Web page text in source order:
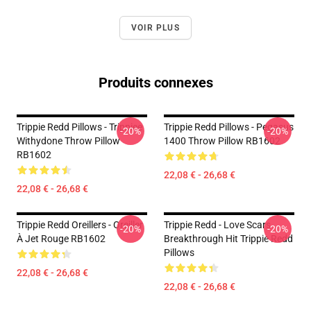
VOIR PLUS
Produits connexes
Trippie Redd Pillows - Trippiee
Withydone Throw Pillow
RB1602
22,08 € - 26,68 €
-20%
Trippie Redd Pillows - Pegasus
1400 Throw Pillow RB1602
22,08 € - 26,68 €
-20%
Trippie Redd Oreillers - Oreiller
À Jet Rouge RB1602
22,08 € - 26,68 €
-20%
Trippie Redd - Love Scars
Breakthrough Hit Trippie Redd
Pillows
22,08 € - 26,68 €
-20%